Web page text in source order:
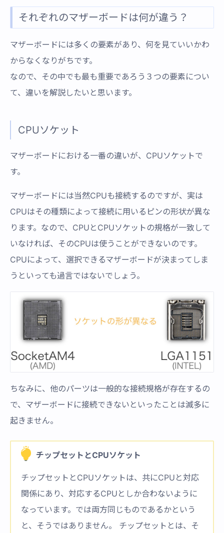
それぞれのマザーボードは何が違う？
マザーボードには多くの要素があり、何を見ていいかわ
からなくなりがちです。
なので、その中でも最も重要であろう３つの要素につい
て、違いを解説したいと思います。
CPUソケット
マザーボードにおける一番の違いが、CPUソケットで
す。
マザーボードには当然CPUも接続するのですが、実は
CPUはその種類によって接続に用いるピンの形状が異な
ります。なので、CPUとCPUソケットの規格が一致して
いなければ、そのCPUは使うことができないのです。
CPUによって、選択できるマザーボードが決まってしま
うといっても過言ではないでしょう。
ちなみに、他のパーツは一般的な接続規格が存在するの
で、マザーボードに接続できないといったことは滅多に
起きません。
チップセットとCPUソケット
チップセットとCPUソケットは、共にCPUと対応
関係にあり、対応するCPUとしか合わないように
なっています。では両方同じものであるかという
と、そうではありません。 チップセットとは、そ